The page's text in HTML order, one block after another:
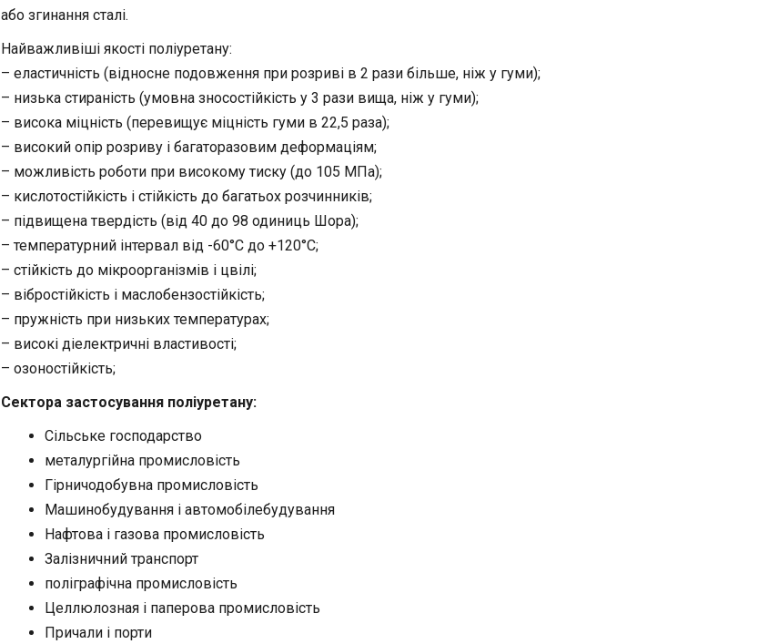
або згинання сталі.
Найважливіші якості поліуретану:
– еластичність (відносне подовження при розриві в 2 рази більше, ніж у гуми);
– низька стираність (умовна зносостійкість у 3 рази вища, ніж у гуми);
– висока міцність (перевищує міцність гуми в 22,5 раза);
– високий опір розриву і багаторазовим деформаціям;
– можливість роботи при високому тиску (до 105 МПа);
– кислотостійкість і стійкість до багатьох розчинників;
– підвищена твердість (від 40 до 98 одиниць Шора);
– температурний інтервал від -60°С до +120°С;
– стійкість до мікроорганізмів і цвілі;
– вібростійкість і маслобензостійкість;
– пружність при низьких температурах;
– високі діелектричні властивості;
– озоностійкість;
Сектора застосування поліуретану:
Сільське господарство
металургійна промисловість
Гірничодобувна промисловість
Машинобудування і автомобілебудування
Нафтова і газова промисловість
Залізничний транспорт
поліграфічна промисловість
Целлюлозная і паперова промисловість
Причали і порти